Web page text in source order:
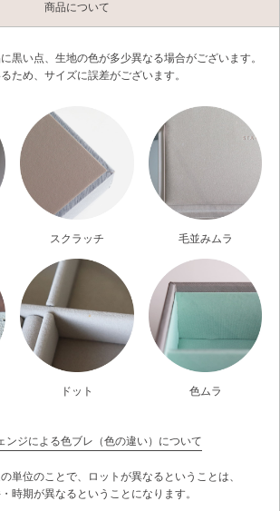
商品について
黒い点、生地の色が多少異なる場合がございます。
ため、サイズに誤差がございます。
スクラッチ 毛並みムラ
ドット 色ムラ
ンジによる色ブレ（色の違い）について
単位のことで、ロットが異なるということは、
時期が異なるということになります。